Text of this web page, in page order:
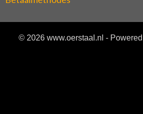
© 2026 www.oerstaal.nl -